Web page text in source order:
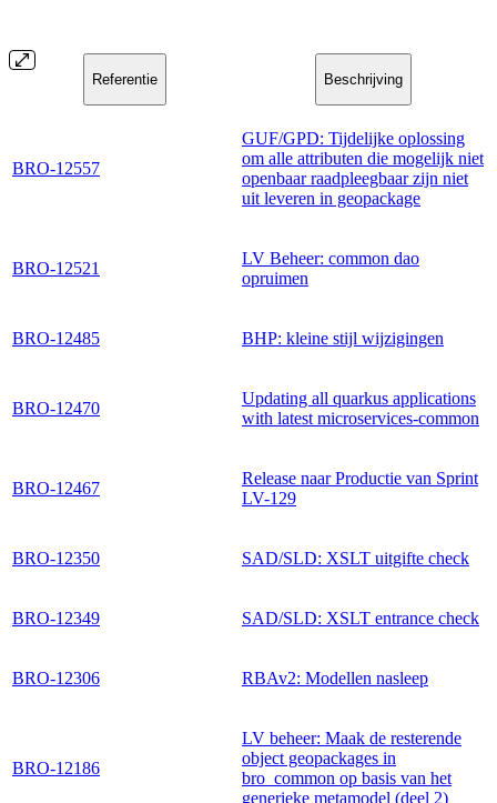
Referentie Beschrijving
BRO-12557
GUF/GPD: Tijdelijke oplossing
om alle attributen die mogelijk niet
openbaar raadpleegbaar zijn niet
uit leveren in geopackage
BRO-12521
LV Beheer: common dao
opruimen
BRO-12485 BHP: kleine stijl wijzigingen
BRO-12470
Updating all quarkus applications
with latest microservices-common
BRO-12467
Release naar Productie van Sprint
LV-129
BRO-12350 SAD/SLD: XSLT uitgifte check
BRO-12349 SAD/SLD: XSLT entrance check
BRO-12306 RBAv2: Modellen nasleep
BRO-12186
LV beheer: Maak de resterende
object geopackages in
bro_common op basis van het
generieke metamodel (deel 2)